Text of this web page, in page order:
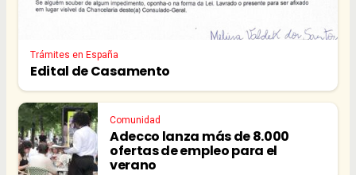
Trámites en España
Edital de Casamento
Comunidad
Adecco lanza más de 8.000
ofertas de empleo para el
verano